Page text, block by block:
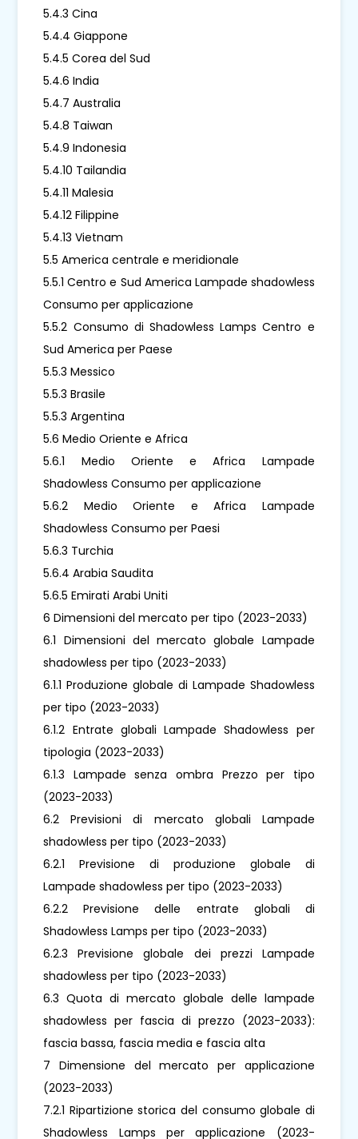
5.4.3 Cina
5.4.4 Giappone
5.4.5 Corea del Sud
5.4.6 India
5.4.7 Australia
5.4.8 Taiwan
5.4.9 Indonesia
5.4.10 Tailandia
5.4.11 Malesia
5.4.12 Filippine
5.4.13 Vietnam
5.5 America centrale e meridionale
5.5.1 Centro e Sud America Lampade shadowless
Consumo per applicazione
5.5.2 Consumo di Shadowless Lamps Centro e
Sud America per Paese
5.5.3 Messico
5.5.3 Brasile
5.5.3 Argentina
5.6 Medio Oriente e Africa
5.6.1 Medio Oriente e Africa Lampade
Shadowless Consumo per applicazione
5.6.2 Medio Oriente e Africa Lampade
Shadowless Consumo per Paesi
5.6.3 Turchia
5.6.4 Arabia Saudita
5.6.5 Emirati Arabi Uniti
6 Dimensioni del mercato per tipo (2023-2033)
6.1 Dimensioni del mercato globale Lampade
shadowless per tipo (2023-2033)
6.1.1 Produzione globale di Lampade Shadowless
per tipo (2023-2033)
6.1.2 Entrate globali Lampade Shadowless per
tipologia (2023-2033)
6.1.3 Lampade senza ombra Prezzo per tipo
(2023-2033)
6.2 Previsioni di mercato globali Lampade
shadowless per tipo (2023-2033)
6.2.1 Previsione di produzione globale di
Lampade shadowless per tipo (2023-2033)
6.2.2 Previsione delle entrate globali di
Shadowless Lamps per tipo (2023-2033)
6.2.3 Previsione globale dei prezzi Lampade
shadowless per tipo (2023-2033)
6.3 Quota di mercato globale delle lampade
shadowless per fascia di prezzo (2023-2033):
fascia bassa, fascia media e fascia alta
7 Dimensione del mercato per applicazione
(2023-2033)
7.2.1 Ripartizione storica del consumo globale di
Shadowless Lamps per applicazione (2023-